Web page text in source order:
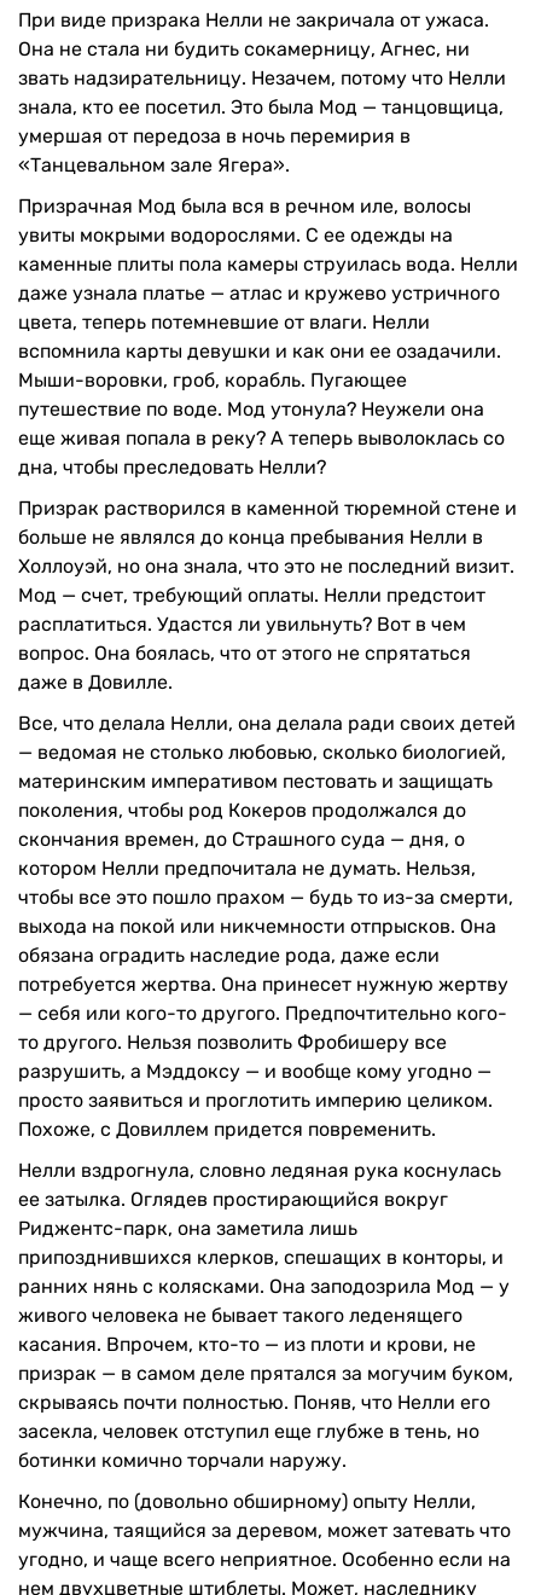
При виде призрака Нелли не закричала от ужаса.
Она не стала ни будить сокамерницу, Агнес, ни
звать надзирательницу. Незачем, потому что Нелли
знала, кто ее посетил. Это была Мод — танцовщица,
умершая от передоза в ночь перемирия в
«Танцевальном зале Ягера».
Призрачная Мод была вся в речном иле, волосы
увиты мокрыми водорослями. С ее одежды на
каменные плиты пола камеры струилась вода. Нелли
даже узнала платье — атлас и кружево устричного
цвета, теперь потемневшие от влаги. Нелли
вспомнила карты девушки и как они ее озадачили.
Мыши-воровки, гроб, корабль. Пугающее
путешествие по воде. Мод утонула? Неужели она
еще живая попала в реку? А теперь выволоклась со
дна, чтобы преследовать Нелли?
Призрак растворился в каменной тюремной стене и
больше не являлся до конца пребывания Нелли в
Холлоуэй, но она знала, что это не последний визит.
Мод — счет, требующий оплаты. Нелли предстоит
расплатиться. Удастся ли увильнуть? Вот в чем
вопрос. Она боялась, что от этого не спрятаться
даже в Довилле.
Все, что делала Нелли, она делала ради своих детей
— ведомая не столько любовью, сколько биологией,
материнским императивом пестовать и защищать
поколения, чтобы род Кокеров продолжался до
скончания времен, до Страшного суда — дня, о
котором Нелли предпочитала не думать. Нельзя,
чтобы все это пошло прахом — будь то из-за смерти,
выхода на покой или никчемности отпрысков. Она
обязана оградить наследие рода, даже если
потребуется жертва. Она принесет нужную жертву
— себя или кого-то другого. Предпочтительно кого-
то другого. Нельзя позволить Фробишеру все
разрушить, а Мэддоксу — и вообще кому угодно —
просто заявиться и проглотить империю целиком.
Похоже, с Довиллем придется повременить.
Нелли вздрогнула, словно ледяная рука коснулась
ее затылка. Оглядев простирающийся вокруг
Риджентс-парк, она заметила лишь
припозднившихся клерков, спешащих в конторы, и
ранних нянь с колясками. Она заподозрила Мод — у
живого человека не бывает такого леденящего
касания. Впрочем, кто-то — из плоти и крови, не
призрак — в самом деле прятался за могучим буком,
скрываясь почти полностью. Поняв, что Нелли его
засекла, человек отступил еще глубже в тень, но
ботинки комично торчали наружу.
Конечно, по (довольно обширному) опыту Нелли,
мужчина, таящийся за деревом, может затевать что
угодно, и чаще всего неприятное. Особенно если на
нем двухцветные штиблеты. Может, наследнику